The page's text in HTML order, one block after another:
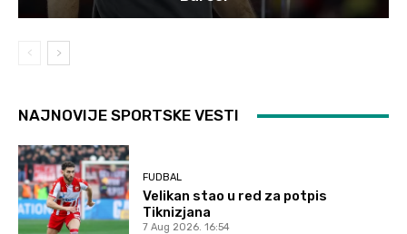
NAJNOVIJE SPORTSKE VESTI
FUDBAL
Velikan stao u red za potpis
Tiknizjana
7 Aug 2026. 16:54